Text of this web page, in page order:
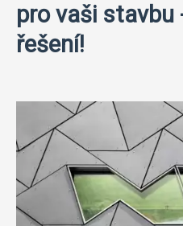
pro vaši stavbu
řešení!